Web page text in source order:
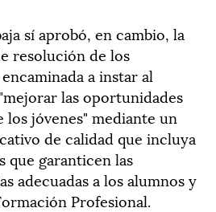
sí aprobó, en cambio, la
resolución de los
a instar al
las oportunidades
jóvenes" mediante un
de calidad que incluya
que garanticen las
adecuadas a los alumnos y
Profesional.